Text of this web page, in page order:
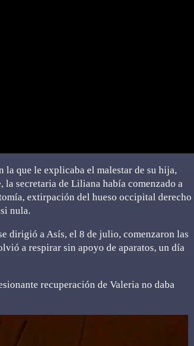
la que le explicaba el malestar de su hija,
la secretaria de Liliana había comenzado a
extirpación del hueso occipital derecho
nula.
dirigió a Asís, el 8 de julio, comenzaron las
a respirar sin apoyo de aparatos, un día
recuperación de Valeria no daba